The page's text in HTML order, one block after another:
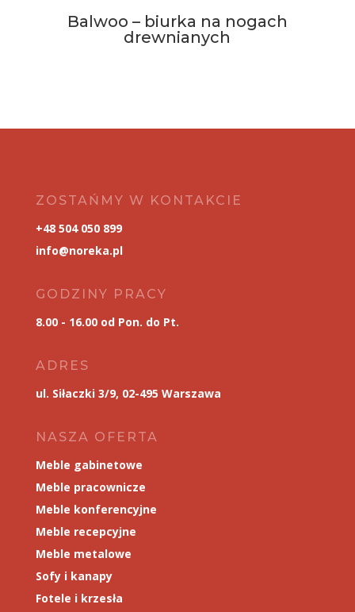
Balwoo – biurka na nogach
drewnianych
ZOSTAŃMY W KONTAKCIE
+48 504 050 899
info@noreka.pl
GODZINY PRACY
8.00 - 16.00 od Pon. do Pt.
ADRES
ul. Siłaczki 3/9, 02-495 Warszawa
NASZA OFERTA
Meble gabinetowe
Meble pracownicze
Meble konferencyjne
Meble recepcyjne
Meble metalowe
Sofy i kanapy
Fotele i krzesła